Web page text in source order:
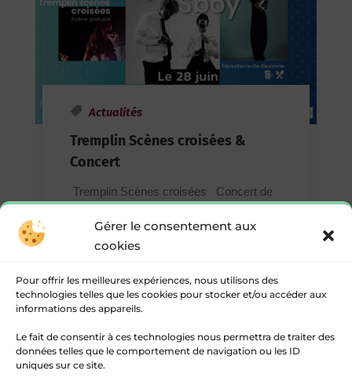
Gérer le consentement aux
cookies
Pour offrir les meilleures expériences, nous utilisons des
technologies telles que les cookies pour stocker et/ou accéder aux
informations des appareils.
Le fait de consentir à ces technologies nous permettra de traiter des
données telles que le comportement de navigation ou les ID
uniques sur ce site.
Actualités
Tremplin Scènes croisées &
Concert
Tremplin Scènes croisées Concert de
soirée >> 19h Ouverture ! 👉 Tremplin
extérieur Découvrez la...
LIRE L'ARTICLE